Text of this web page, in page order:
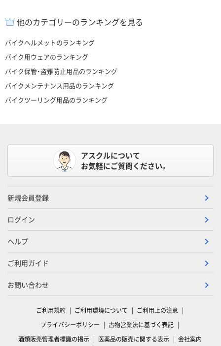
他のカテゴリーのランキングを見る
バイクヘルメットのランキング
バイク用ウェアのランキング
バイク保管・盗難防止用品のランキング
バイクメンテナンス用品のランキング
バイクツーリング用品のランキング
アスクルについて
お気軽にご質問ください。
新規会員登録
ログイン
ヘルプ
ご利用ガイド
お問い合わせ
ご利用規約 ご利用環境について
ご利用上の注意
プライバシーポリシー
古物営業法に基づく表記
酒類販売管理者標識の掲示
医薬品の販売に関する表示 会社案内